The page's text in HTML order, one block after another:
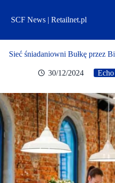
treściSCF News | Retailnet.pl
Sieć śniadaniowni Bułkę przez
30/12/2024